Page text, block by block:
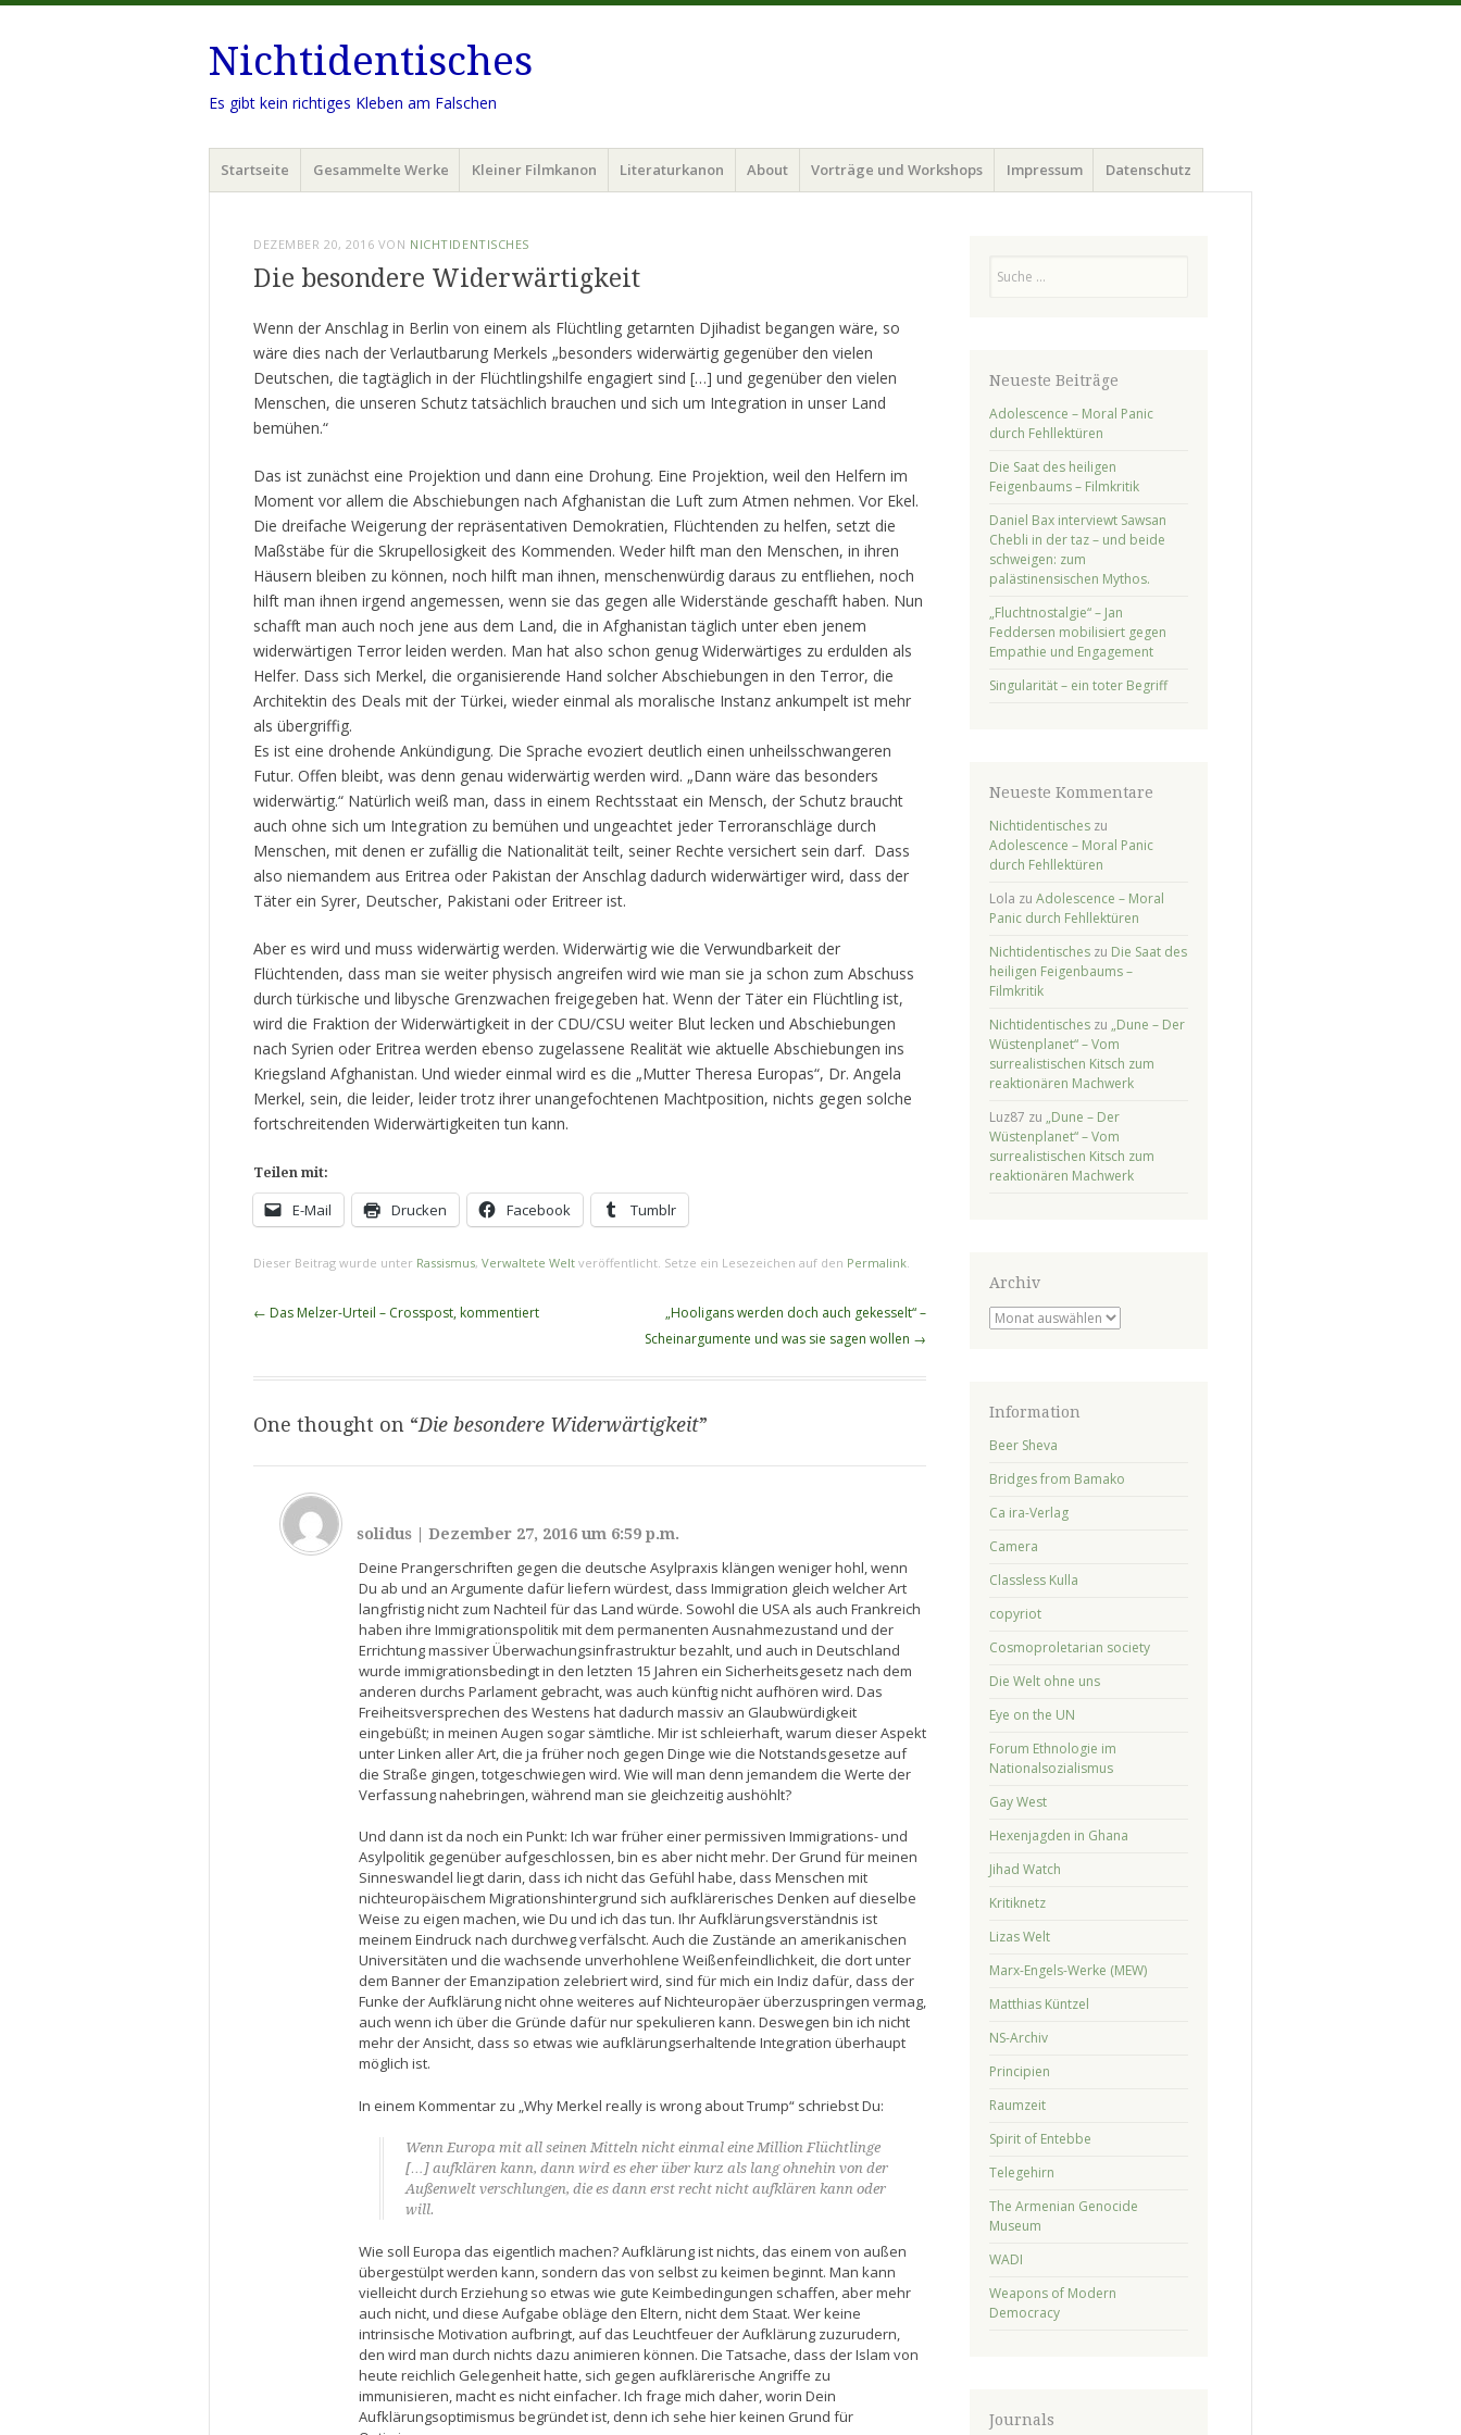
Nichtidentisches
Es gibt kein richtiges Kleben am Falschen
Menü
Zum
Inhalt
Startseite Gesammelte Werke Kleiner Filmkanon Literaturkanon About Vorträge und Workshops Impressum Datenschutz
DEZEMBER 20, 2016 VON NICHTIDENTISCHES
Die besondere Widerwärtigkeit
Wenn der Anschlag in Berlin von einem als Flüchtling getarnten Djihadist begangen wäre, so
wäre dies nach der Verlautbarung Merkels „besonders widerwärtig gegenüber den vielen
Deutschen, die tagtäglich in der Flüchtlingshilfe engagiert sind […] und gegenüber den vielen
Menschen, die unseren Schutz tatsächlich brauchen und sich um Integration in unser Land
bemühen.“
Das ist zunächst eine Projektion und dann eine Drohung. Eine Projektion, weil den Helfern im
Moment vor allem die Abschiebungen nach Afghanistan die Luft zum Atmen nehmen. Vor Ekel.
Die dreifache Weigerung der repräsentativen Demokratien, Flüchtenden zu helfen, setzt die
Maßstäbe für die Skrupellosigkeit des Kommenden. Weder hilft man den Menschen, in ihren
Häusern bleiben zu können, noch hilft man ihnen, menschenwürdig daraus zu entfliehen, noch
hilft man ihnen irgend angemessen, wenn sie das gegen alle Widerstände geschafft haben. Nun
schafft man auch noch jene aus dem Land, die in Afghanistan täglich unter eben jenem
widerwärtigen Terror leiden werden. Man hat also schon genug Widerwärtiges zu erdulden als
Helfer. Dass sich Merkel, die organisierende Hand solcher Abschiebungen in den Terror, die
Architektin des Deals mit der Türkei, wieder einmal als moralische Instanz ankumpelt ist mehr
als übergriffig.
Es ist eine drohende Ankündigung. Die Sprache evoziert deutlich einen unheilsschwangeren
Futur. Offen bleibt, was denn genau widerwärtig werden wird. „Dann wäre das besonders
widerwärtig.“ Natürlich weiß man, dass in einem Rechtsstaat ein Mensch, der Schutz braucht
auch ohne sich um Integration zu bemühen und ungeachtet jeder Terroranschläge durch
Menschen, mit denen er zufällig die Nationalität teilt, seiner Rechte versichert sein darf. Dass
also niemandem aus Eritrea oder Pakistan der Anschlag dadurch widerwärtiger wird, dass der
Täter ein Syrer, Deutscher, Pakistani oder Eritreer ist.
Aber es wird und muss widerwärtig werden. Widerwärtig wie die Verwundbarkeit der
Flüchtenden, dass man sie weiter physisch angreifen wird wie man sie ja schon zum Abschuss
durch türkische und libysche Grenzwachen freigegeben hat. Wenn der Täter ein Flüchtling ist,
wird die Fraktion der Widerwärtigkeit in der CDU/CSU weiter Blut lecken und Abschiebungen
nach Syrien oder Eritrea werden ebenso zugelassene Realität wie aktuelle Abschiebungen ins
Kriegsland Afghanistan. Und wieder einmal wird es die „Mutter Theresa Europas“, Dr. Angela
Merkel, sein, die leider, leider trotz ihrer unangefochtenen Machtposition, nichts gegen solche
fortschreitenden Widerwärtigkeiten tun kann.
Teilen mit:
E-Mail Drucken Facebook Tumblr
Dieser Beitrag wurde unter Rassismus, Verwaltete Welt veröffentlicht. Setze ein Lesezeichen auf den Permalink.
Beitragsnavigation
← Das Melzer-Urteil – Crosspost, kommentiert
„Hooligans werden doch auch gekesselt“ –
Scheinargumente und was sie sagen wollen →
One thought on “Die besondere Widerwärtigkeit”
solidus |Dezember 27, 2016 um 6:59 p.m.
Deine Prangerschriften gegen die deutsche Asylpraxis klängen weniger hohl, wenn
Du ab und an Argumente dafür liefern würdest, dass Immigration gleich welcher Art
langfristig nicht zum Nachteil für das Land würde. Sowohl die USA als auch Frankreich
haben ihre Immigrationspolitik mit dem permanenten Ausnahmezustand und der
Errichtung massiver Überwachungsinfrastruktur bezahlt, und auch in Deutschland
wurde immigrationsbedingt in den letzten 15 Jahren ein Sicherheitsgesetz nach dem
anderen durchs Parlament gebracht, was auch künftig nicht aufhören wird. Das
Freiheitsversprechen des Westens hat dadurch massiv an Glaubwürdigkeit
eingebüßt; in meinen Augen sogar sämtliche. Mir ist schleierhaft, warum dieser Aspekt
unter Linken aller Art, die ja früher noch gegen Dinge wie die Notstandsgesetze auf
die Straße gingen, totgeschwiegen wird. Wie will man denn jemandem die Werte der
Verfassung nahebringen, während man sie gleichzeitig aushöhlt?
Und dann ist da noch ein Punkt: Ich war früher einer permissiven Immigrations- und
Asylpolitik gegenüber aufgeschlossen, bin es aber nicht mehr. Der Grund für meinen
Sinneswandel liegt darin, dass ich nicht das Gefühl habe, dass Menschen mit
nichteuropäischem Migrationshintergrund sich aufklärerisches Denken auf dieselbe
Weise zu eigen machen, wie Du und ich das tun. Ihr Aufklärungsverständnis ist
meinem Eindruck nach durchweg verfälscht. Auch die Zustände an amerikanischen
Universitäten und die wachsende unverhohlene Weißenfeindlichkeit, die dort unter
dem Banner der Emanzipation zelebriert wird, sind für mich ein Indiz dafür, dass der
Funke der Aufklärung nicht ohne weiteres auf Nichteuropäer überzuspringen vermag,
auch wenn ich über die Gründe dafür nur spekulieren kann. Deswegen bin ich nicht
mehr der Ansicht, dass so etwas wie aufklärungserhaltende Integration überhaupt
möglich ist.
In einem Kommentar zu „Why Merkel really is wrong about Trump“ schriebst Du:
Wenn Europa mit all seinen Mitteln nicht einmal eine Million Flüchtlinge
[…] aufklären kann, dann wird es eher über kurz als lang ohnehin von der
Außenwelt verschlungen, die es dann erst recht nicht aufklären kann oder
will.
Wie soll Europa das eigentlich machen? Aufklärung ist nichts, das einem von außen
übergestülpt werden kann, sondern das von selbst zu keimen beginnt. Man kann
vielleicht durch Erziehung so etwas wie gute Keimbedingungen schaffen, aber mehr
auch nicht, und diese Aufgabe obläge den Eltern, nicht dem Staat. Wer keine
intrinsische Motivation aufbringt, auf das Leuchtfeuer der Aufklärung zuzurudern,
den wird man durch nichts dazu animieren können. Die Tatsache, dass der Islam von
heute reichlich Gelegenheit hatte, sich gegen aufklärerische Angriffe zu
immunisieren, macht es nicht einfacher. Ich frage mich daher, worin Dein
Aufklärungsoptimismus begründet ist, denn ich sehe hier keinen Grund für
Neueste Beiträge
Adolescence – Moral Panic
durch Fehllektüren
Die Saat des heiligen
Feigenbaums – Filmkritik
Daniel Bax interviewt Sawsan
Chebli in der taz – und beide
schweigen: zum
palästinensischen Mythos.
„Fluchtnostalgie“ – Jan
Feddersen mobilisiert gegen
Empathie und Engagement
Singularität – ein toter Begriff
Neueste Kommentare
Nichtidentischeszu
Adolescence – Moral Panic
durch Fehllektüren
Lola zu Adolescence – Moral
Panic durch Fehllektüren
Nichtidentischeszu Die Saat des
heiligen Feigenbaums –
Filmkritik
Nichtidentischeszu „Dune – Der
Wüstenplanet“ – Vom
surrealistischen Kitsch zum
reaktionären Machwerk
Luz87 zu „Dune – Der
Wüstenplanet“ – Vom
surrealistischen Kitsch zum
reaktionären Machwerk
Archiv
Archiv
Information
Beer Sheva
Bridges from Bamako
Ca ira-Verlag
Camera
Classless Kulla
copyriot
Cosmoproletarian society
Die Welt ohne uns
Eye on the UN
Forum Ethnologie im
Nationalsozialismus
Gay West
Hexenjagden in Ghana
Jihad Watch
Kritiknetz
Lizas Welt
Marx-Engels-Werke (MEW)
Matthias Küntzel
NS-Archiv
Principien
Raumzeit
Spirit of Entebbe
Telegehirn
The Armenian Genocide
Museum
WADI
Weapons of Modern
Democracy
Journals